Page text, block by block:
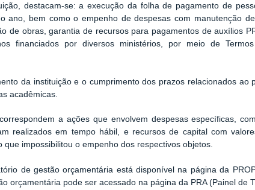
destacam-se: a execução da folha de pagamento de
ano, bem como o empenho de despesas com manutenção de
de obras, garantia de recursos para pagamentos de auxílios
financiados por diversos ministérios, por meio de
da instituição e o cumprimento dos prazos relacionados ao
acadêmicas.
a ações que envolvem despesas específicas,
realizados em tempo hábil, e recursos de capital com
impossibilitou o empenho dos respectivos objetos.
de gestão orçamentária está disponível na página da
orçamentária pode ser acessado na página da PRA (Painel de